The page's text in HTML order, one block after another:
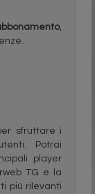
,
sfruttare i
Potrai
player
TG e la
più rilevanti